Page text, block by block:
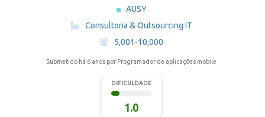
AUSY
·
Consultoria & Outsourcing IT
·
5,001-10,000
Submetido há 6 anos por Programador de aplicações mobile
DIFICULDADE
1.0